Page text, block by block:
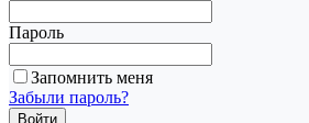
Пароль
Запомнить меня
Забыли пароль?